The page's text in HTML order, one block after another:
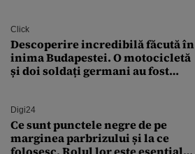
Click
Descoperire incredibilă făcută în
inima Budapestei. O motocicletă
și doi soldați germani au fost
Digi24
Ce sunt punctele negre de pe
marginea parbrizului și la ce
folosesc. Rolul lor este esențial